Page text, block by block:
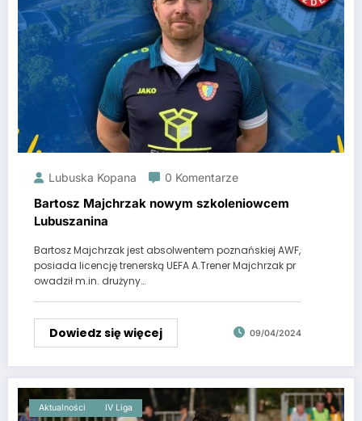
Lubuska Kopana 0 Komentarze
Bartosz Majchrzak nowym szkoleniowcem
Lubuszanina
Bartosz Majchrzak jest absolwentem poznańskiej AWF,
posiada licencję trenerską UEFA A.Trener Majchrzak pr
owadził m.in. drużyny…
Dowiedz się więcej 09/04/2024
Aktualności IV Liga